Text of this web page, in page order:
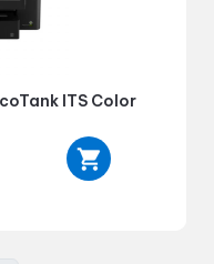
ITS Color